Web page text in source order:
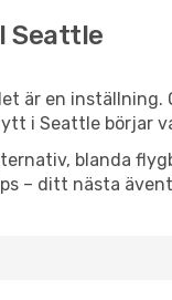
Seattle
är en
i Seattle börjar
blanda
– ditt nästa